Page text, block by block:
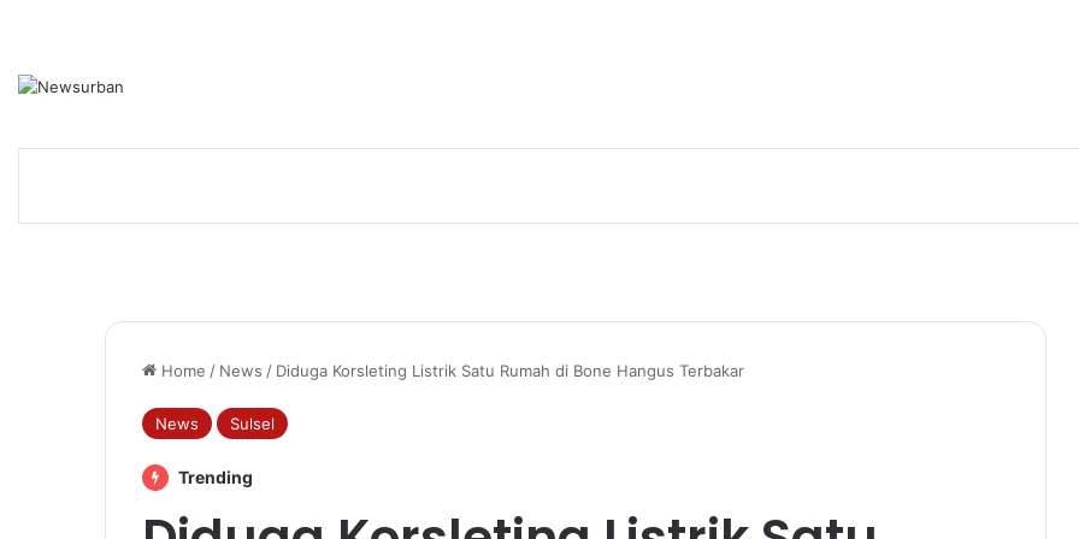
Home / News / Diduga Korsleting Listrik Satu Rumah di Bone Hangus Terbakar
News Sulsel
Trending